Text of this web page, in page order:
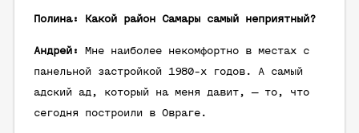
Полина: Какой район Самары самый неприятный?
Андрей:
Мне наиболее некомфортно в местах с
панельной застройкой 1980-х годов. А самый
адский ад, который на меня давит, — то, что
сегодня построили в Овраге.